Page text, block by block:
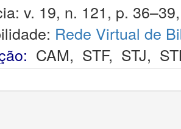
v. 19, n. 121, p.
Rede Virtual de
CAM, STF, STJ,